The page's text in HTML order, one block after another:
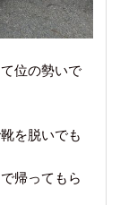
位の勢いで
を脱いでも
帰ってもら